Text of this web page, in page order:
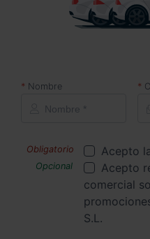
Nombre
Acepto
Acepto
comercial
S.L.